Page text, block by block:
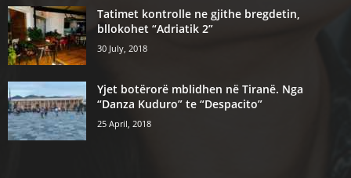
Tatimet kontrolle ne gjithe bregdetin,
bllokohet “Adriatik 2”
30 July, 2018
Yjet botërorë mblidhen në Tiranë. Nga
“Danza Kuduro” te “Despacito”
25 April, 2018